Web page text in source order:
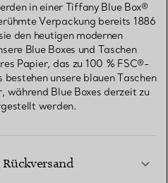
in einer Tiffany Blue Box®
Verpackung bereits 1886
den heutigen modernen
Blue Boxes und Taschen
Papier, das zu 100 % FSC®-
unsere blauen Taschen
während Blue Boxes derzeit zu
werden.